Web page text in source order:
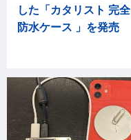
した「カタリスト 完全
防水ケース 」を発売